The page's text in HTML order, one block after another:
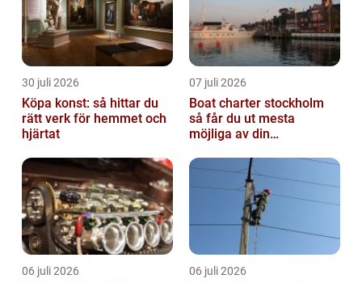
30 juli 2026
Köpa konst: så hittar du
rätt verk för hemmet och
hjärtat
07 juli 2026
Boat charter stockholm
så får du ut mesta
möjliga av din
06 juli 2026 06 juli 2026